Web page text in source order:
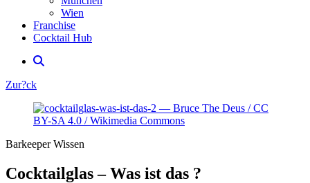
Wien
Franchise
Cocktail Hub
Zur?ck
Barkeeper Wissen
Cocktailglas – Was ist das ?